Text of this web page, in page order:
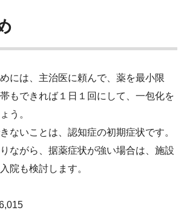
には、主治医に頼んで、薬を最小限
もできれば１日１回にして、一包化を
う。
ないことは、認知症の初期症状です。
ながら、据薬症状が強い場合は、施設
院も検討します。